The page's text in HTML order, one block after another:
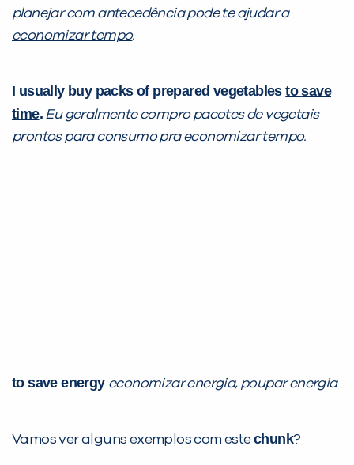
planejar com antecedência pode te ajudar a
economizar tempo.
I usually buy packs of prepared vegetablestosave
time. Eu geralmente compro pacotes de vegetais
prontos para consumo praeconomizar tempo.
to save energy economizar energia, poupar energia
Vamos ver alguns exemplos com estechunk?